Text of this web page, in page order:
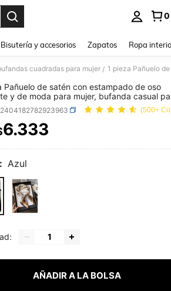
0
Bisutería y accesorios Zapatos Ropa
cuadradas para mujer /
Pañuelo de satén con estampado de oso
y de moda para mujer, bufanda casual
verano, liviana y suave, protección solar,
para vacaciones y viajes
(500+
AND
6.333
Azul
AÑADIR A LA BOLSA